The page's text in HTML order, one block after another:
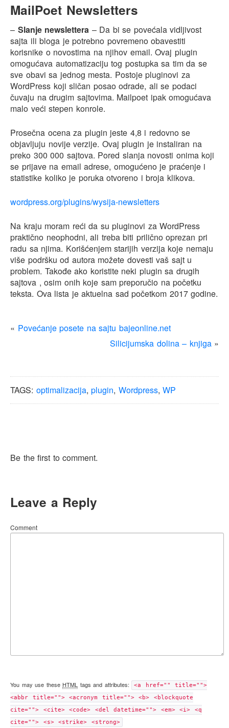
MailPoet Newsletters
– Slanje newslettera – Da bi se povećala vidljivost
sajta ili bloga je potrebno povremeno obavestiti
korisnike o novostima na njihov email. Ovaj plugin
omogućava automatizaciju tog postupka sa tim da se
sve obavi sa jednog mesta. Postoje pluginovi za
WordPress koji sličan posao odrade, ali se podaci
čuvaju na drugim sajtovima. Mailpoet ipak omogućava
malo veći stepen konrole.
Prosečna ocena za plugin jeste 4,8 i redovno se
objavljuju novije verzije. Ovaj plugin je instaliran na
preko 300 000 sajtova. Pored slanja novosti onima koji
se prijave na email adrese, omogućeno je praćenje i
statistike koliko je poruka otvoreno i broja klikova.
wordpress.org/plugins/wysija-newsletters
Na kraju moram reći da su pluginovi za WordPress
praktično neophodni, ali treba biti prilično oprezan pri
radu sa njima. Korišćenjem starijih verzija koje nemaju
više podršku od autora možete dovesti vaš sajt u
problem. Takođe ako koristite neki plugin sa drugih
sajtova , osim onih koje sam preporučio na početku
teksta. Ova lista je aktuelna sad početkom 2017 godine.
« Povećanje posete na sajtu bajeonline.net
Silicijumska dolina – knjiga»
TAGS: optimalizacija, plugin, Wordpress, WP
Be the first to comment.
Leave a Reply
Comment
You may use these HTML tags and attributes:
<a href="" title="">
<abbr title=""> <acronym title=""> <b> <blockquote
cite=""> <cite> <code> <del datetime=""> <em> <i> <q
cite=""> <s> <strike> <strong>